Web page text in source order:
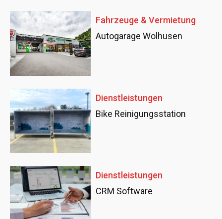
Fahrzeuge & Vermietung
Autogarage Wolhusen
Dienstleistungen
Bike Reinigungsstation
Dienstleistungen
CRM Software